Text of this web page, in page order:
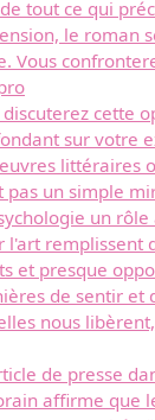
tout ce qui
le roman
Vous
cette
sur votre
littéraires
pas un simple
un rôle
l'art remplissent
et presque
de sentir et
nous
de presse
affirme que